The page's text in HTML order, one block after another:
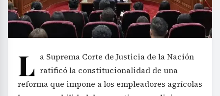
L a Suprema Corte de Justicia de la Nación
ratificó la constitucionalidad de una
reforma que impone a los empleadores agrícolas